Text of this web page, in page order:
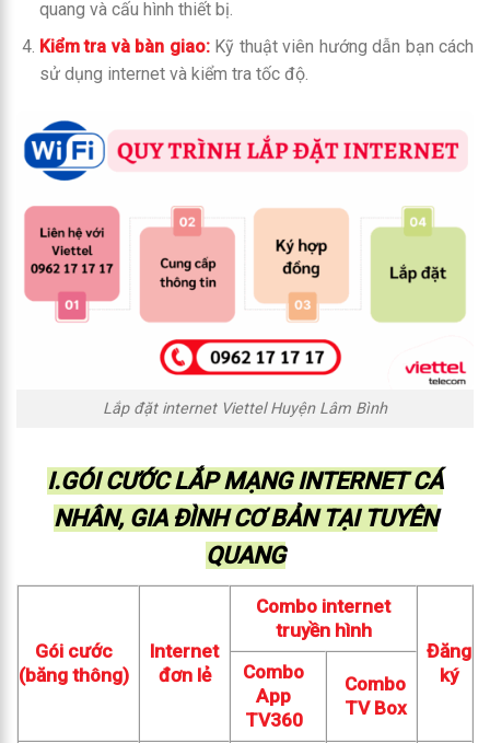
quang và cấu hình thiết bị.
Kiểm tra và bàn giao: Kỹ thuật viên hướng dẫn bạn cách
sử dụng internet và kiểm tra tốc độ.
Lắp đặt internet Viettel Huyện Lâm Bình
I.GÓI CƯỚC LẮP MẠNG INTERNET CÁ
NHÂN, GIA ĐÌNH CƠ BẢN TẠI TUYÊN
QUANG
Gói cước
(băng thông)
Internet
đơn lẻ
Combo internet
truyền hình
Đăng
ký
Combo
App
TV360
Combo
TV Box